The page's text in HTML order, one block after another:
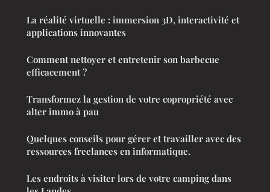
La réalité virtuelle : immersion 3D, interactivité et
applications innovantes
Comment nettoyer et entretenir son barbecue
efficacement ?
Transformez la gestion de votre copropriété avec
alter immo à pau
Quelques conseils pour gérer et travailler avec des
ressources freelances en informatique.
Les endroits à visiter lors de votre camping dans